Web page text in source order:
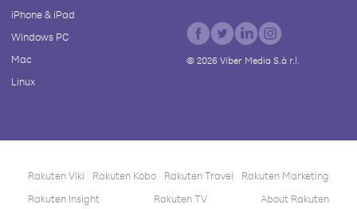
iPhone & iPad
Windows PC
Mac
Linux
© 2026Viber Media S.à r.l.
Rakuten Viki Rakuten Kobo Rakuten Travel
Rakuten Marketing
Rakuten Insight
Rakuten TV About Rakuten